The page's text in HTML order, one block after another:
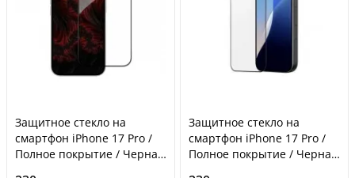
Защитное стекло на
смартфон iPhone 17 Pro /
Полное покрытие / Черная
Защитное стекло на
смартфон iPhone 17 Pro /
Полное покрытие / Черная